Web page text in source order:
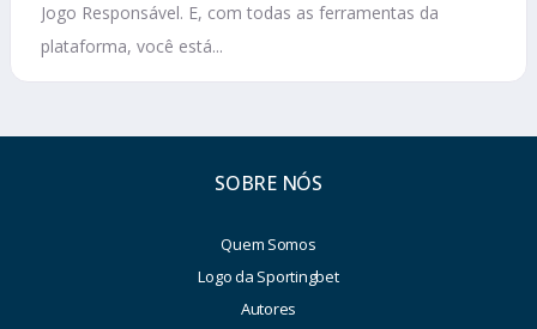
Jogo Responsável. E, com todas as ferramentas da
plataforma, você está...
SOBRE NÓS
Quem Somos
Logo da Sportingbet
Autores